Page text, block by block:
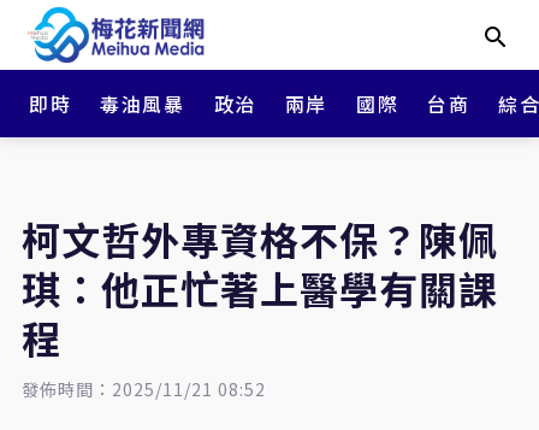
即時 毒油風暴 政治 兩岸 國際 台商 綜
柯文哲外專資格不保？陳佩
琪：他正忙著上醫學有關課
程
發佈時間：2025/11/21 08:52